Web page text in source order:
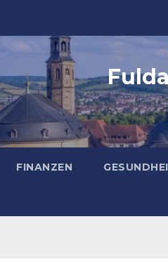
FINANZEN